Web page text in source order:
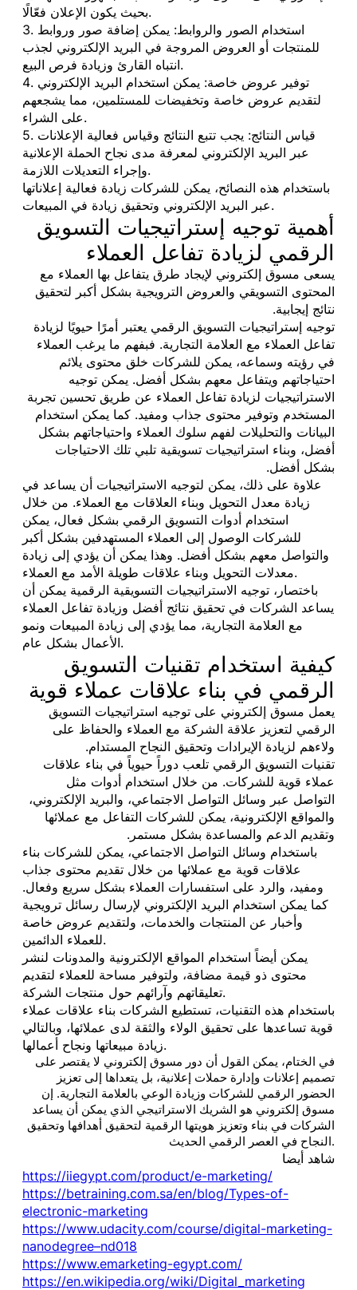
بحيث يكون الإعلان فعّالًا.
3. استخدام الصور والروابط: يمكن إضافة صور وروابط
للمنتجات أو العروض المروجة في البريد الإلكتروني لجذب
انتباه القارئ وزيادة فرص البيع.
4. توفير عروض خاصة: يمكن استخدام البريد الإلكتروني
لتقديم عروض خاصة وتخفيضات للمستلمين، مما يشجعهم
على الشراء.
5. قياس النتائج: يجب تتبع النتائج وقياس فعالية الإعلانات
عبر البريد الإلكتروني لمعرفة مدى نجاح الحملة الإعلانية
وإجراء التعديلات اللازمة.
باستخدام هذه النصائح، يمكن للشركات زيادة فعالية إعلاناتها
عبر البريد الإلكتروني وتحقيق زيادة في المبيعات.
أهمية توجيه إستراتيجيات التسويق
الرقمي لزيادة تفاعل العملاء
يسعى مسوق إلكتروني لإيجاد طرق يتفاعل بها العملاء مع
المحتوى التسويقي والعروض الترويجية بشكل أكبر لتحقيق
نتائج إيجابية.
توجيه إستراتيجيات التسويق الرقمي يعتبر أمرًا حيويًا لزيادة
تفاعل العملاء مع العلامة التجارية. فبفهم ما يرغب العملاء
في رؤيته وسماعه، يمكن للشركات خلق محتوى يلائم
احتياجاتهم ويتفاعل معهم بشكل أفضل. يمكن توجيه
الاستراتيجيات لزيادة تفاعل العملاء عن طريق تحسين تجربة
المستخدم وتوفير محتوى جذاب ومفيد. كما يمكن استخدام
البيانات والتحليلات لفهم سلوك العملاء واحتياجاتهم بشكل
أفضل، وبناء استراتيجيات تسويقية تلبي تلك الاحتياجات
بشكل أفضل.
علاوة على ذلك، يمكن لتوجيه الاستراتيجيات أن يساعد في
زيادة معدل التحويل وبناء العلاقات مع العملاء. من خلال
استخدام أدوات التسويق الرقمي بشكل فعال، يمكن
للشركات الوصول إلى العملاء المستهدفين بشكل أكبر
والتواصل معهم بشكل أفضل. وهذا يمكن أن يؤدي إلى زيادة
معدلات التحويل وبناء علاقات طويلة الأمد مع العملاء.
باختصار، توجيه الاستراتيجيات التسويقية الرقمية يمكن أن
يساعد الشركات في تحقيق نتائج أفضل وزيادة تفاعل العملاء
مع العلامة التجارية، مما يؤدي إلى زيادة المبيعات ونمو
الأعمال بشكل عام.
كيفية استخدام تقنيات التسويق
الرقمي في بناء علاقات عملاء قوية
يعمل مسوق إلكتروني على توجيه استراتيجيات التسويق
الرقمي لتعزيز علاقة الشركة مع العملاء والحفاظ على
ولاءهم لزيادة الإيرادات وتحقيق النجاح المستدام.
تقنيات التسويق الرقمي تلعب دوراً حيوياً في بناء علاقات
عملاء قوية للشركات. من خلال استخدام أدوات مثل
التواصل عبر وسائل التواصل الاجتماعي، والبريد الإلكتروني،
والمواقع الإلكترونية، يمكن للشركات التفاعل مع عملائها
وتقديم الدعم والمساعدة بشكل مستمر.
باستخدام وسائل التواصل الاجتماعي، يمكن للشركات بناء
علاقات قوية مع عملائها من خلال تقديم محتوى جذاب
ومفيد، والرد على استفسارات العملاء بشكل سريع وفعال.
كما يمكن استخدام البريد الإلكتروني لإرسال رسائل ترويجية
وأخبار عن المنتجات والخدمات، ولتقديم عروض خاصة
للعملاء الدائمين.
يمكن أيضاً استخدام المواقع الإلكترونية والمدونات لنشر
محتوى ذو قيمة مضافة، ولتوفير مساحة للعملاء لتقديم
تعليقاتهم وآرائهم حول منتجات الشركة.
باستخدام هذه التقنيات، تستطيع الشركات بناء علاقات عملاء
قوية تساعدها على تحقيق الولاء والثقة لدى عملائها، وبالتالي
زيادة مبيعاتها ونجاح أعمالها.
في الختام، يمكن القول أن دور مسوق إلكتروني لا يقتصر على
تصميم إعلانات وإدارة حملات إعلانية، بل يتعداها إلى تعزيز
الحضور الرقمي للشركات وزيادة الوعي بالعلامة التجارية. إن
مسوق إلكتروني هو الشريك الاستراتيجي الذي يمكن أن يساعد
الشركات في بناء وتعزيز هويتها الرقمية لتحقيق أهدافها وتحقيق
النجاح في العصر الرقمي الحديث.
شاهد أيضا
https://iiegypt.com/product/e-marketing/
https://betraining.com.sa/en/blog/Types-of-
electronic-marketing
https://www.udacity.com/course/digital-marketing-
nanodegree–nd018
https://www.emarketing-egypt.com/
https://en.wikipedia.org/wiki/Digital_marketing